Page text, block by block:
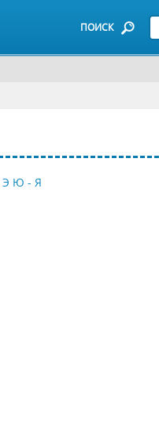
ПОИСК
Э Ю - Я